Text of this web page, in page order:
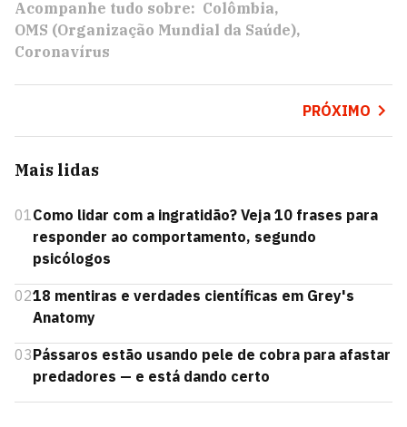
Acompanhe tudo sobre: Colômbia
OMS (Organização Mundial da Saúde)
Coronavírus
PRÓXIMO
Mais lidas
01Como lidar com a ingratidão? Veja 10 frases para
responder ao comportamento, segundo
psicólogos
0218 mentiras e verdades científicas em Grey's
Anatomy
03Pássaros estão usando pele de cobra para afastar
predadores — e está dando certo